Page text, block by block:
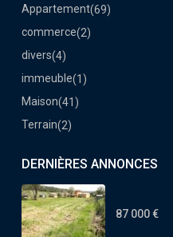
Appartement(69)
commerce(2)
divers(4)
immeuble(1)
Maison(41)
Terrain(2)
DERNIÈRES ANNONCES
87 000 €